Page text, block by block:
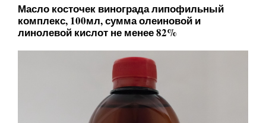
Масло косточек винограда липофильный
комплекс, 100мл, сумма олеиновой и
линолевой кислот не менее 82%